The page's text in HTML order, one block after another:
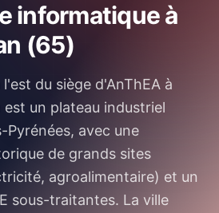
informatique à
(65)
du siège d'AnThEA à
est un plateau industriel
Pyrénées, avec une
de grands sites
agroalimentaire) et un
sous-traitantes. La ville